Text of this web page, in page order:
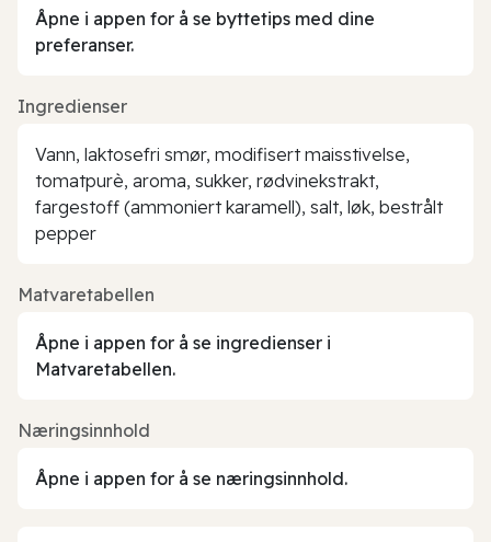
Åpne i appen for å se byttetips med dine
preferanser.
Ingredienser
Vann, laktosefri smør, modifisert maisstivelse,
tomatpurè, aroma, sukker, rødvinekstrakt,
fargestoff (ammoniert karamell), salt, løk, bestrålt
pepper
Matvaretabellen
Åpne i appen for å se ingredienser i
Matvaretabellen.
Næringsinnhold
Åpne i appen for å se næringsinnhold.